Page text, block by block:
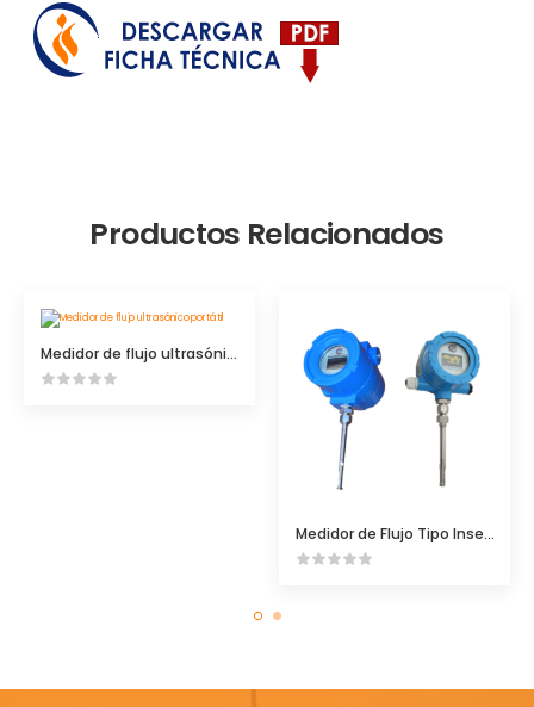
Productos Relacionados
Medidor de flujo ultrasónico portátil
Medidor de Flujo Tipo Inserción